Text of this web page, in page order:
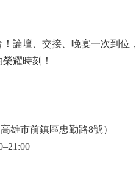
論壇、交接、晚宴一次到位，
耀時刻！
雄市前鎮區忠勤路8號）